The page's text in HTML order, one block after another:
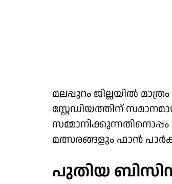
മലപ്പുറം ജില്ലയില്‍
സ്റ്റേഡിയത്തിന്
മത്സരങ്ങളും ഫാന്‍
പുതിയ